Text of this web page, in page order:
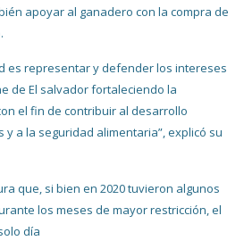
apoyar al ganadero con la compra de
es representar y defender los intereses
de El salvador fortaleciendo la
el fin de contribuir al desarrollo
a la seguridad alimentaria”, explicó su
que, si bien en 2020 tuvieron algunos
los meses de mayor restricción, el
día